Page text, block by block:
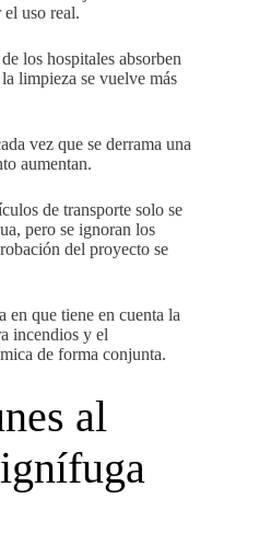
uso real.
los hospitales absorben
limpieza se vuelve más
vez que se derrama una
aumentan.
de transporte solo se
pero se ignoran los
del proyecto se
que tiene en cuenta la
incendios y el
de forma conjunta.
al